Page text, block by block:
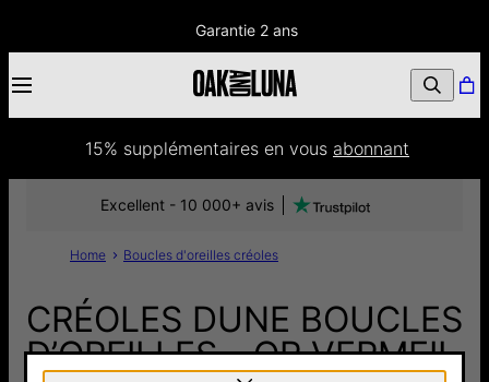
Garantie 2 ans
15% supplémentaires en vous abonnant
Home Boucles d'oreilles créoles
CRÉOLES DUNE BOUCLES
D’OREILLES - OR VERMEIL
Excellent - 10 000+ avis